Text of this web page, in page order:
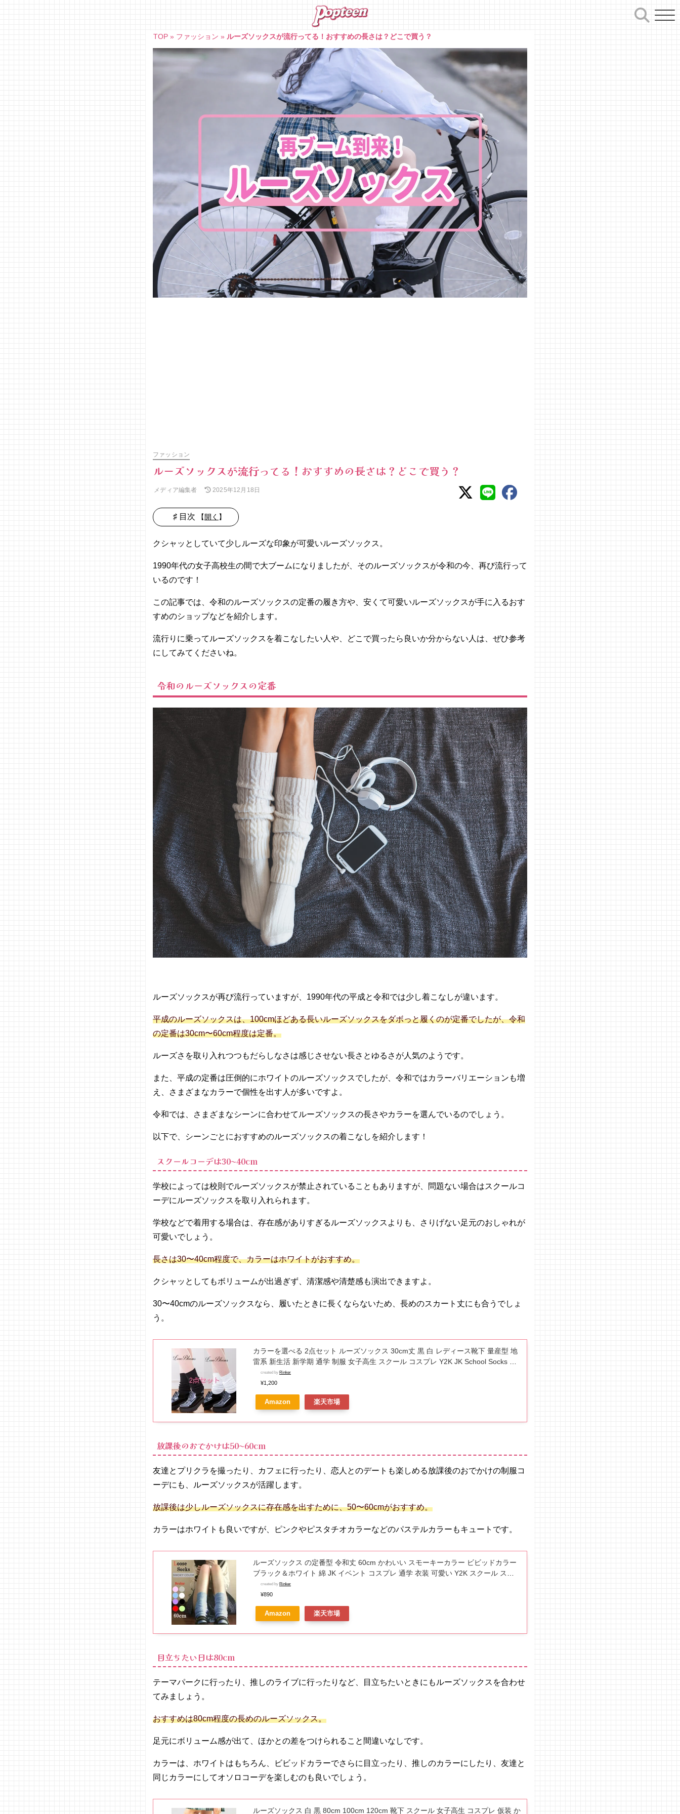
TOP » ファッション » ルーズソックスが流行ってる！おすすめの長さは？どこで買う？
ファッション
ルーズソックスが流行ってる！おすすめの長さは？どこで買う？
メディア編集者 2025年12月18日
♯ 目次 【開く 】
ルーズソッ
− スク
30〜
40cm
後のお
でかけ
は50〜
− 目立
ちたい
80cm
買うならこ
こ！おすす
めのブラン
WEG
O（ウ
UNIQ
LO（
ユニク
ロ）
− GU
− ダイ
−
ップリ
−
SHEIN
イン）
ソックスは
なぜ流行っ
04. ルーズ
今アツい！
ーで個性を
出してみよ
う
クシャッとしていて少しルーズな印象が可愛いルーズソックス。
1990年代の女子高校生の間で大ブームになりましたが、そのルーズソックスが令和の今、再び流行って
いるのです！
この記事では、令和のルーズソックスの定番の履き方や、安くて可愛いルーズソックスが手に入るおす
すめのショップなどを紹介します。
流行りに乗ってルーズソックスを着こなしたい人や、どこで買ったら良いか分からない人は、ぜひ参考
にしてみてくださいね。
令和のルーズソックスの定番
ルーズソックスが再び流行っていますが、1990年代の平成と令和では少し着こなしが違います。
平成のルーズソックスは、100cmほどある長いルーズソックスをダボっと履くのが定番でしたが、令和
の定番は30cm〜60cm程度は定番。
ルーズさを取り入れつつもだらしなさは感じさせない長さとゆるさが人気のようです。
また、平成の定番は圧倒的にホワイトのルーズソックスでしたが、令和ではカラーバリエーションも増
え、さまざまなカラーで個性を出す人が多いですよ。
令和では、さまざまなシーンに合わせてルーズソックスの長さやカラーを選んでいるのでしょう。
以下で、シーンごとにおすすめのルーズソックスの着こなしを紹介します！
スクールコーデは30〜40cm
学校によっては校則でルーズソックスが禁止されていることもありますが、問題ない場合はスクールコ
ーデにルーズソックスを取り入れられます。
学校などで着用する場合は、存在感がありすぎるルーズソックスよりも、さりげない足元のおしゃれが
可愛いでしょう。
長さは30〜40cm程度で、カラーはホワイトがおすすめ。
クシャッとしてもボリュームが出過ぎず、清潔感や清楚感も演出できますよ。
30〜40cmのルーズソックスなら、履いたときに長くならないため、長めのスカート丈にも合うでしょ
う。
カラーを選べる 2点セット ルーズソックス 30cm丈 黒 白 レディース靴下 量産型 地
雷系 新生活 新学期 通学 制服 女子高生 スクール コスプレ Y2K JK School Socks ロ
リータ 厚底シューズ 靴関連 服飾小物 アクセサリ− 雑貨
created by Rinker
¥1,200
Amazon 楽天市場
放課後のおでかけは50〜60cm
友達とプリクラを撮ったり、カフェに行ったり、恋人とのデートも楽しめる放課後のおでかけの制服コ
ーデにも、ルーズソックスが活躍します。
放課後は少しルーズソックスに存在感を出すために、50〜60cmがおすすめ。
カラーはホワイトも良いですが、ピンクやピスタチオカラーなどのパステルカラーもキュートです。
ルーズソックス の定番型 令和丈 60cm かわいい スモーキーカラー ビビッドカラー
ブラック＆ホワイト 綿 JK イベント コスプレ 通学 衣装 可愛い Y2K スクール スト
リート 文化祭 学園祭 体育祭 伸縮性 イベント ハイソックス ピンク ブルー パープル
TIKTOK インスタ
created by Rinker
¥890
Amazon 楽天市場
目立ちたい日は80cm
テーマパークに行ったり、推しのライブに行ったりなど、目立ちたいときにもルーズソックスを合わせ
てみましょう。
おすすめは80cm程度の長めのルーズソックス。
足元にボリューム感が出て、ほかとの差をつけられること間違いなしです。
カラーは、ホワイトはもちろん、ビビッドカラーでさらに目立ったり、推しのカラーにしたり、友達と
同じカラーにしてオソロコーデを楽しむのも良いでしょう。
ルーズソックス 白 黒 80cm 100cm 120cm 靴下 スクール 女子高生 コスプレ 仮装 か